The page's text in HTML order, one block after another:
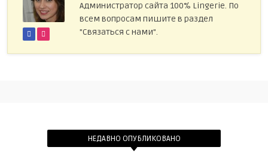
Администратор сайта 100% Lingerie. По
всем вопросам пишите в раздел
"Связаться с нами".
НЕДАВНО ОПУБЛИКОВАНО